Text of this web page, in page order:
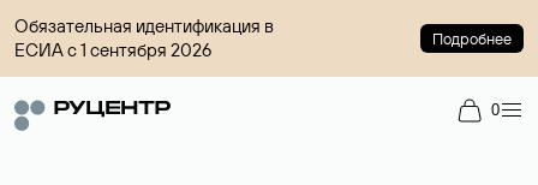
Обязательная идентификация в
ЕСИА с 1 сентября 2026
Подробнее
0